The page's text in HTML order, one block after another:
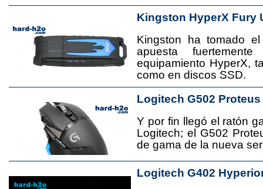
Kingston HyperX Fury
Kingston ha tomado
apuesta
equipamiento HyperX,
como en discos SSD.
Logitech G502 Proteus
Y por fin llegó el ratón
Logitech; el G502
de gama de la nueva
Logitech G402